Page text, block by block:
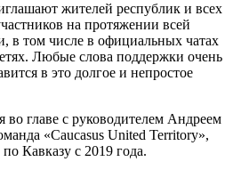
жителей республик и всех
на протяжении всей
в том числе в официальных чатах
Любые слова поддержки очень
в это долгое и непростое
во главе с руководителем Андреем
«Caucasus United Territory»,
Кавказу с 2019 года.